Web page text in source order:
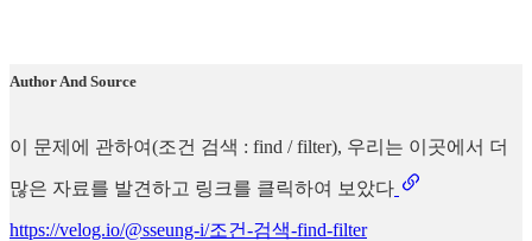
Author And Source
이 문제에 관하여(조건 검색 : find / filter), 우리는 이곳에서 더
많은 자료를 발견하고 링크를 클릭하여 보았다
https://velog.io/@sseung-i/조건-검색-find-filter